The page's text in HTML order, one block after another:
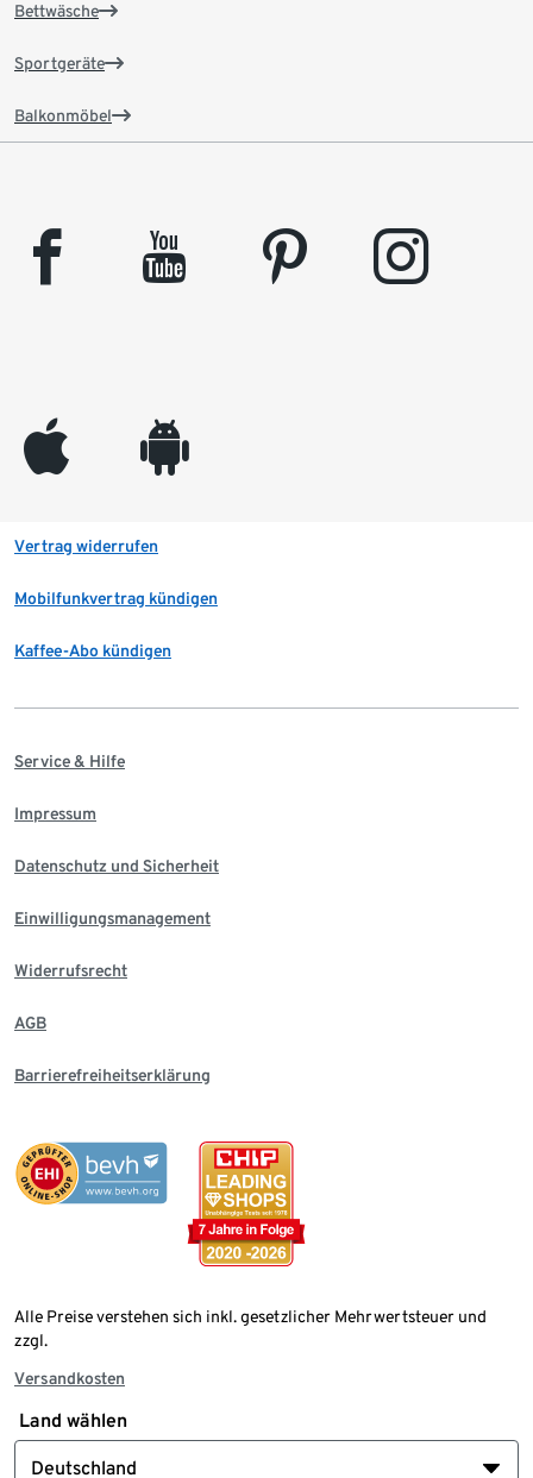
Bettwäsche
Sportgeräte
Balkonmöbel
facebook youtube pinterest instagram
appleinc android
Vertrag widerrufen
Mobilfunkvertrag kündigen
Kaffee-Abo kündigen
Service & Hilfe
Impressum
Datenschutz und Sicherheit
Einwilligungsmanagement
Widerrufsrecht
AGB
Barrierefreiheitserklärung
Alle Preise verstehen sich inkl. gesetzlicher Mehrwertsteuer und
zzgl.
Versandkosten
Land wählen
Deutschland